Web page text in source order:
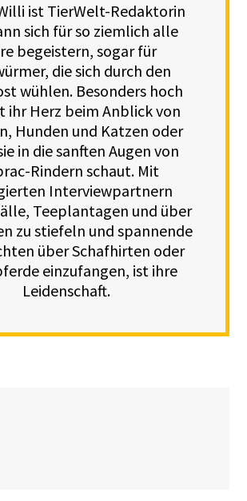
ist TierWelt-Redaktorin
sich für so ziemlich alle
begeistern, sogar für
die sich durch den
wühlen. Besonders hoch
ihr Herz beim Anblick von
Hunden und Katzen oder
in die sanften Augen von
Rindern schaut. Mit
Interviewpartnern
Teeplantagen und über
zu stiefeln und spannende
über Schafhirten oder
einzufangen, ist ihre
Leidenschaft.